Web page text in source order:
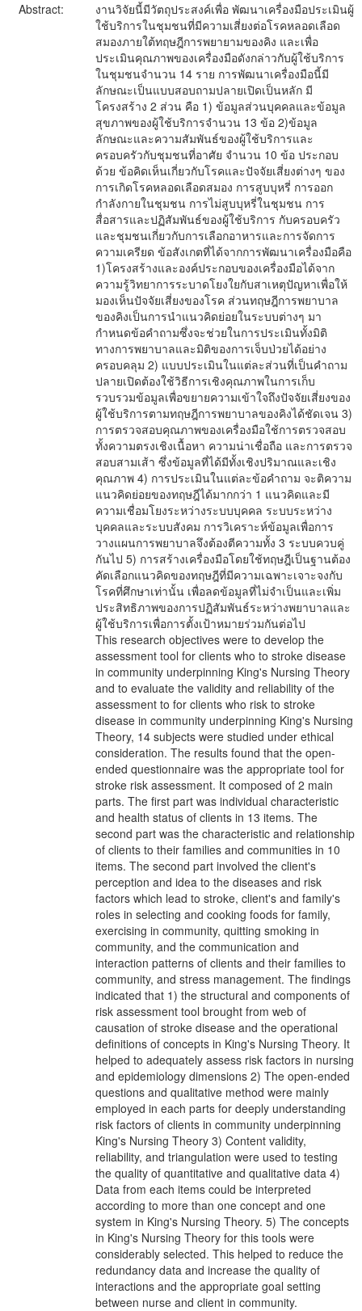
Abstract:
งานวิจัยนี้มีวัตถุประสงค์เพื่อ พัฒนาเครื่องมือประเมินผู้
ใช้บริการในชุมชนที่มีความเสี่ยงต่อโรคหลอดเลือด
สมองภายใต้ทฤษฎีการพยายามของคิง และเพื่อ
ประเมินคุณภาพของเครื่องมือดังกล่าวกับผู้ใช้บริการ
ในชุมชนจำนวน 14 ราย การพัฒนาเครื่องมือนี้มี
ลักษณะเป็นแบบสอบถามปลายเปิดเป็นหลัก มี
โครงสร้าง 2 ส่วน คือ 1) ข้อมูลส่วนบุคคลและข้อมูล
สุขภาพของผู้ใช้บริการจำนวน 13 ข้อ 2)ข้อมูล
ลักษณะและความสัมพันธ์ของผู้ใช้บริการและ
ครอบครัวกับชุมชนที่อาศัย จำนวน 10 ข้อ ประกอบ
ด้วย ข้อคิดเห็นเกี่ยวกับโรคและปัจจัยเสี่ยงต่างๆ ของ
การเกิดโรคหลอดเลือดสมอง การสูบบุหรี่ การออก
กำลังกายในชุมชน การไม่สูบบุหรี่ในชุมชน การ
สื่อสารและปฏิสัมพันธ์ของผู้ใช้บริการ กับครอบครัว
และชุมชนเกี่ยวกับการเลือกอาหารและการจัดการ
ความเครียด ข้อสังเกตที่ได้จากการพัฒนาเครื่องมือคือ
1)โครงสร้างและองค์ประกอบของเครื่องมือได้จาก
ความรู้วิทยาการระบาดโยงใยกับสาเหตุปัญหาเพื่อให้
มองเห็นปัจจัยเสี่ยงของโรค ส่วนทฤษฎีการพยาบาล
ของคิงเป็นการนำแนวคิดย่อยในระบบต่างๆ มา
กำหนดข้อคำถามซึ่งจะช่วยในการประเมินทั้งมิติ
ทางการพยาบาลและมิติของการเจ็บป่วยได้อย่าง
ครอบคลุม 2) แบบประเมินในแต่ละส่วนที่เป็นคำถาม
ปลายเปิดต้องใช้วิธีการเชิงคุณภาพในการเก็บ
รวบรวมข้อมูลเพื่อขยายความเข้าใจถึงปัจจัยเสี่ยงของ
ผู้ใช้บริการตามทฤษฎีการพยาบาลของคิงได้ชัดเจน 3)
การตรวจสอบคุณภาพของเครื่องมือใช้การตรวจสอบ
ทั้งความตรงเชิงเนื้อหา ความน่าเชื่อถือ และการตรวจ
สอบสามเส้า ซึ่งข้อมูลที่ได้มีทั้งเชิงปริมาณและเชิง
คุณภาพ 4) การประเมินในแต่ละข้อคำถาม จะติความ
แนวคิดย่อยของทฤษฎีได้มากกว่า 1 แนวคิดและมี
ความเชื่อมโยงระหว่างระบบบุคคล ระบบระหว่าง
บุคคลและระบบสังคม การวิเคราะห์ข้อมูลเพื่อการ
วางแผนการพยาบาลจึงต้องตีความทั้ง 3 ระบบควบคู่
กันไป 5) การสร้างเครื่องมือโดยใช้ทฤษฎีเป็นฐานต้อง
คัดเลือกแนวคิดของทฤษฎีที่มีความเฉพาะเจาะจงกับ
โรคที่ศึกษาเท่านั้น เพื่อลดข้อมูลที่ไม่จำเป็นและเพิ่ม
ประสิทธิภาพของการปฏิสัมพันธ์ระหว่างพยาบาลและ
ผู้ใช้บริการเพื่อการตั้งเป้าหมายร่วมกันต่อไป
This research objectives were to develop the
assessment tool for clients who to stroke disease
in community underpinning King's Nursing Theory
and to evaluate the validity and reliability of the
assessment to for clients who risk to stroke
disease in community underpinning King's Nursing
Theory, 14 subjects were studied under ethical
consideration. The results found that the open-
ended questionnaire was the appropriate tool for
stroke risk assessment. It composed of 2 main
parts. The first part was individual characteristic
and health status of clients in 13 items. The
second part was the characteristic and relationship
of clients to their families and communities in 10
items. The second part involved the client's
perception and idea to the diseases and risk
factors which lead to stroke, client's and family's
roles in selecting and cooking foods for family,
exercising in community, quitting smoking in
community, and the communication and
interaction patterns of clients and their families to
community, and stress management. The findings
indicated that 1) the structural and components of
risk assessment tool brought from web of
causation of stroke disease and the operational
definitions of concepts in King's Nursing Theory. It
helped to adequately assess risk factors in nursing
and epidemiology dimensions 2) The open-ended
questions and qualitative method were mainly
employed in each parts for deeply understanding
risk factors of clients in community underpinning
King's Nursing Theory 3) Content validity,
reliability, and triangulation were used to testing
the quality of quantitative and qualitative data 4)
Data from each items could be interpreted
according to more than one concept and one
system in King's Nursing Theory. 5) The concepts
in King's Nursing Theory for this tools were
considerably selected. This helped to reduce the
redundancy data and increase the quality of
interactions and the appropriate goal setting
between nurse and client in community.